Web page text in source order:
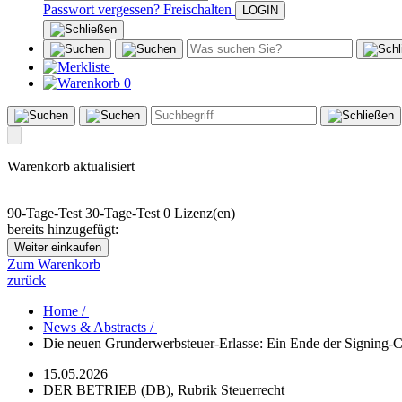
Passwort vergessen? Freischalten
0
Warenkorb aktualisiert
90-Tage-Test 30-Tage-Test 0 Lizenz(en)
bereits hinzugefügt:
Weiter einkaufen
Zum Warenkorb
zurück
Home /
News & Abstracts /
Die neuen Grunderwerbsteuer-Erlasse: Ein Ende der Signing-
15.05.2026
DER BETRIEB (DB), Rubrik Steuerrecht